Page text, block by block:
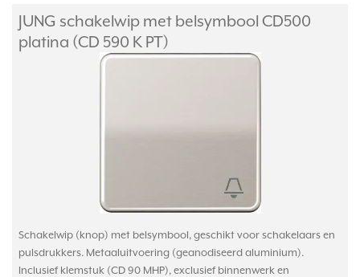
JUNG schakelwip met belsymbool CD500
platina (CD 590 K PT)
Schakelwip (knop) met belsymbool, geschikt voor schakelaars en
pulsdrukkers. Metaaluitvoering (geanodiseerd aluminium).
Inclusief klemstuk (CD 90 MHP), exclusief binnenwerk en